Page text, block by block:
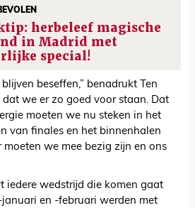
herbeleef magische
in Madrid met
special!
beseffen,” benadrukt Ten
dat we er zo goed voor staan. Dat
moeten we nu steken in het
van finales en het binnenhalen
we mee bezig zijn en ons
iedere wedstrijd die komen gaat
januari en -februari werden met